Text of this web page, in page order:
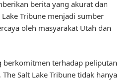
berita yang akurat dan
Tribune menjadi sumber
oleh masyarakat Utah dan
berkomitmen terhadap peliputan
Salt Lake Tribune tidak hanya